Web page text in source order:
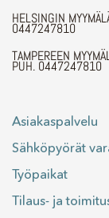
HELSINGIN
0447247810
TAMPEREEN
PUH. 0447247810
Asiakaspalvelu
Sähköpyörät
Työpaikat
Tilaus- ja